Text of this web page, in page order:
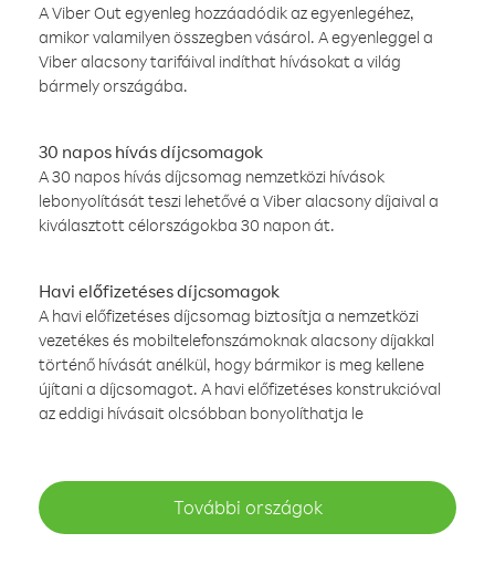
A Viber Out egyenleg hozzáadódik az egyenlegéhez,
amikor valamilyen összegben vásárol. A egyenleggel a
Viber alacsony tarifáival indíthat hívásokat a világ
bármely országába.
30 napos hívás díjcsomagok
A 30 napos hívás díjcsomag nemzetközi hívások
lebonyolítását teszi lehetővé a Viber alacsony díjaival a
kiválasztott célországokba 30 napon át.
Havi előfizetéses díjcsomagok
A havi előfizetéses díjcsomag biztosítja a nemzetközi
vezetékes és mobiltelefonszámoknak alacsony díjakkal
történő hívását anélkül, hogy bármikor is meg kellene
újítani a díjcsomagot. A havi előfizetéses konstrukcióval
az eddigi hívásait olcsóbban bonyolíthatja le
További országok